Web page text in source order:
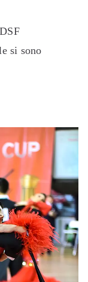
si sono